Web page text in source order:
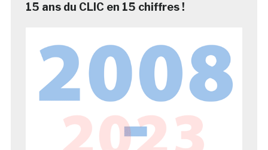
15 ans du CLIC en 15 chiffres !